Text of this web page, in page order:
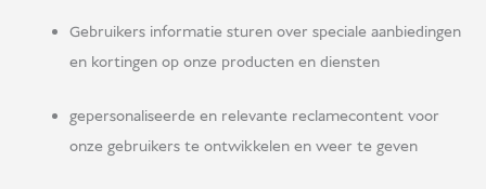
Gebruikers informatie sturen over speciale aanbiedingen
en kortingen op onze producten en diensten
gepersonaliseerde en relevante reclamecontent voor
onze gebruikers te ontwikkelen en weer te geven